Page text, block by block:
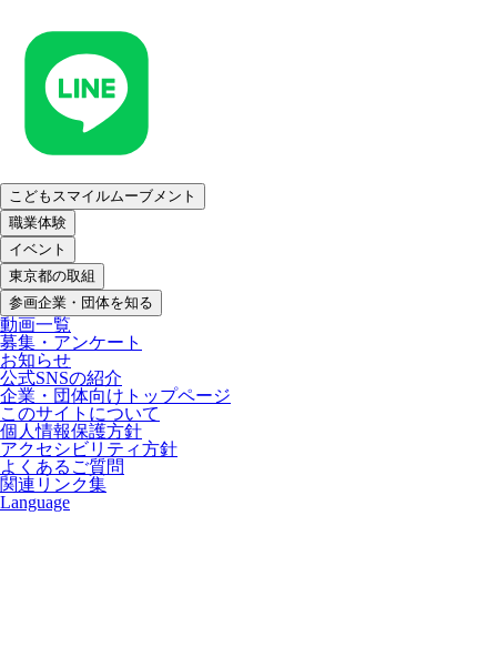
こどもスマイルムーブメント
職業体験
イベント
東京都の取組
参画企業・団体を知る
動画一覧
募集・アンケート
お知らせ
公式SNSの紹介
企業・団体向けトップページ
このサイトについて
個人情報保護方針
アクセシビリティ方針
よくあるご質問
関連リンク集
Language